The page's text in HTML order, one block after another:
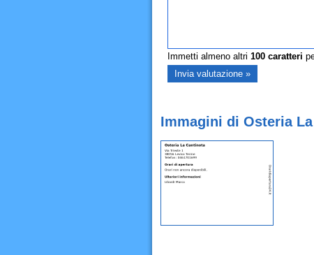
Immetti almeno altri 100caratteri
Immagini di Osteria